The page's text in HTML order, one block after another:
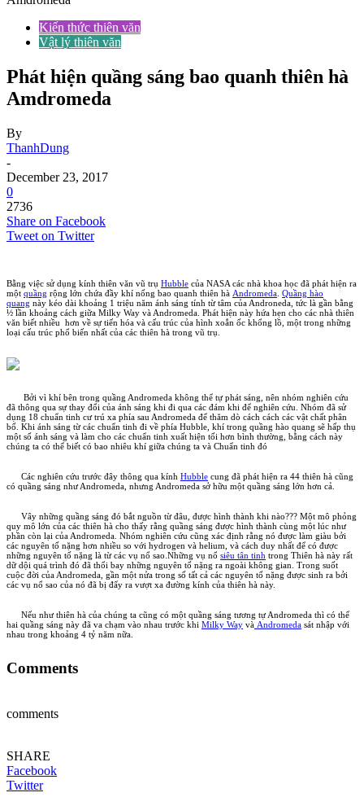
Kiến thức thiên văn
Vật lý thiên văn
Phát hiện quầng sáng bao quanh thiên hà
Amdromeda
By
ThanhDung
-
December 23, 2017
0
2736
Share on Facebook
Tweet on Twitter
Bằng việc sử dụng kính thiên văn vũ trụ Hubble của NASA các nhà khoa học đã phát hiện ra
một quầng rộng lớn chứa đầy khí nống bao quanh thiên hà Andromeda Quầng hào
quang này kéo dài khoảng 1 triệu năm ánh sáng tính từ tâm của Androneda, tức là gần bằng
½ lần khoảng cách giữa Milky Way và Andromeda. Phát hiện này hứa hẹn cho các nhà thiên
văn biết nhiều hơn về sự tiến hóa và cấu trúc của hình xoắn ốc khổng lồ, một trong những
loại cấu trúc phổ biến nhất của các thiên hà trong vũ trụ.
Bởi vì khí bên trong quầng Andromeda không thể tự phát sáng, nên nhóm nghiên cứu
đã thông qua sự thay đổi của ánh sáng khi đi qua các đám khi để nghiên cứu. Nhóm đã sử
dụng 18 chuẩn tinh cư trú xa phía sau Andromeda để thăm dò cách cách các vật chất phân
bố. Khi ánh sáng từ các chuẩn tinh đi về phía Hubble, khí trong quầng hào quang sẽ hấp thụ
một số ánh sáng và làm cho các chuẩn tinh xuất hiện tối hơn bình thường, bằng cách này
chúng ta có thể biết có bao nhiêu khí giữa chúng ta và Chuẩn tinh đó
Các nghiên cứu trước đây thông qua kính Hubble cung đã phát hiện ra 44 thiên hà cũng
có quầng sáng như Andromeda, nhưng Andromeda sở hữu một quầng sáng lớn hơn cả.
Vây những quầng sáng đó bắt nguồn từ đâu, được hình thành khi nào??? Một mô phỏng
quy mô lớn của các thiên hà cho thấy rằng quầng sáng được hình thành cùng một lúc như
phần còn lại của Andromeda. Nhóm nghiên cứu cũng xác định rằng nó được làm giàu bởi
các nguyên tố nặng hơn nhiều so với hydrogen và helium, và cách duy nhất để có được
những nguyên tố nặng là từ các vụ nổ sao.Những vụ nổ siêu tân tinh trong Thiên hà này rất
dữ dội quá trình đó đã thổi bay những nguyên tố nặng ra ngoài không gian. Trong suốt
cuộc đời của Andromeda, gần một nửa trong số tất cả các nguyên tố nặng được sinh ra bởi
các vụ nổ sao của nó đã bị đẩy ra vượt xa đường kính của thiên hà này.
Nếu như thiên hà của chúng ta cũng có một quầng sáng tương tự Andromeda thì có thể
hai quầng sáng này đã va chạm vào nhau trước khi Milky Way và Andromeda sát nhập với
nhau trong khoảng 4 tỷ năm nữa.
Comments
comments
SHARE
Facebook
Twitter